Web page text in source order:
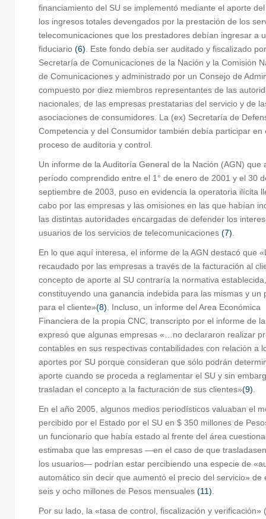
financiamiento del SU se implementó mediante el aporte
los ingresos totales devengados por la prestación de los
telecomunicaciones que los prestadores debían ingresar a
fiduciario (6) . Este fondo debía ser auditado y fiscalizado
Secretaría de Comunicaciones de la Nación y la Comisión
de Comunicaciones y administrado por un Consejo de
compuesto por diez miembros representantes de las
nacionales, de las empresas prestatarias del servicio y de
asociaciones de consumidores. La (ex) Secretaría de
Competencia y del Consumidor también debía participar en
proceso de auditoria y control.
Un informe de la Auditoría General de la Nación (AGN) que
período comprendido entre el 1° de enero de 2001 y el 30
septiembre de 2003, puso en evidencia la operatoria ilícita
cabo por las empresas y las omisiones en las que habían
las distintas autoridades encargadas de defender los
usuarios de los servicios de telecomunicaciones (7)
En lo que aquí interesa, el informe de la AGN destacó que
recaudado por las empresas a través de la facturación al
concepto de aporte al SU contraría la normativa establecida,
constituyendo una ganancia indebida para las mismas y un
para el cliente»(8) . Incluso, un informe del Area Económica
Financiera de la propia CNC, transcripto por el informe de
expresó que algunas empresas «…no declararon realizar
contables en sus respectivas contabilidades con relación a
aportes por SU porque consideran que sólo podrán
aporte cuando se proceda a reglamentar el SU y sin
trasladan el concepto a la facturación de sus clientes»(9)
En el año 2005, algunos medios periodísticos valuaban el
percibido por el Estado por el SU en $ 350 millones de
un funcionario que había estado al frente del área
estimaba que las empresas —en el caso de que
los usuarios— podrían estar percibiendo una especie de
automático sin decir que aumentó el precio del servicio» de
seis y ocho millones de Pesos mensuales (11)
Por su lado, la «tasa de control, fiscalización y verificación»